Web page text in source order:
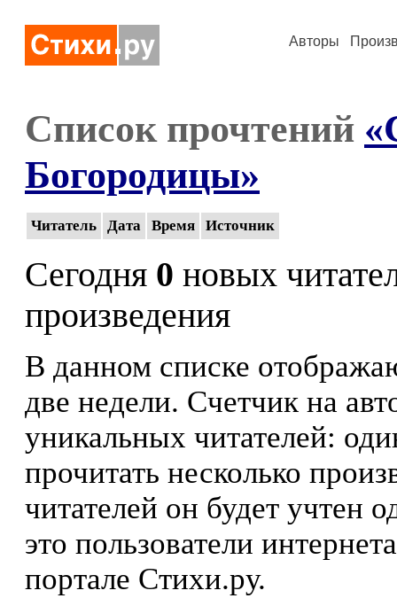
Авторы
Список прочтений
Богородицы»
Читатель Дата Время Источник
Сегодня 0 новых
произведения
В данном списке
две недели. Счетчик на
уникальных читателей:
прочитать несколько
читателей он будет учтен
это пользователи
портале Стихи.ру.